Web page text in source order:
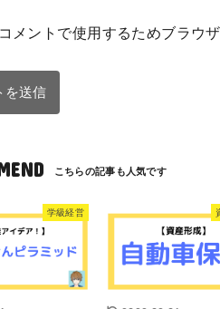
メントで使用するためブラウ
学級経営